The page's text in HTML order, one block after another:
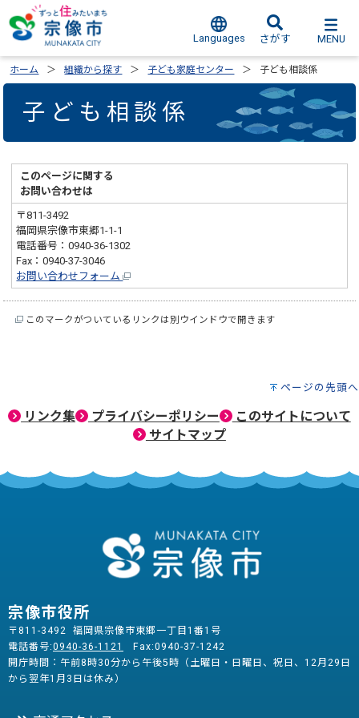
Languages さがす MENU
ホーム 組織から探す 子ども家庭センター 子ども相談係
子ども相談係
このページに関する
お問い合わせは
〒811-3492
福岡県宗像市東郷1-1-1
電話番号：0940-36-1302
Fax：0940-37-3046
お問い合わせフォーム
このマークがついているリンクは別ウインドウで開きます
ページの先頭へ
リンク集 プライバシーポリシー
このサイトについて
サイトマップ
宗像市役所
〒811-3492 福岡県宗像市東郷一丁目1番1号
電話番号:0940-36-1121
Fax:0940-37-1242
開庁時間：午前8時30分から午後5時（土曜日・日曜日、祝日、12月29日
から翌年1月3日は休み）